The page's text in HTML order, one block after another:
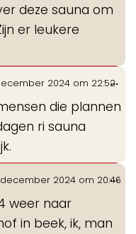
deze sauna om
er leukere
2024 om 22:52
die plannen
ri sauna
...
2024 om 20:46
weer naar
in beek, ik, man
...